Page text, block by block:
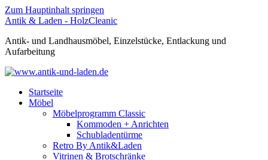
Zum Hauptinhalt springen
Antik & Laden - HolzCleanic
Antik- und Landhausmöbel, Einzelstücke, Entlackung und
Aufarbeitung
Startseite
Möbel
Möbelprogramm Classic
Kommoden + Anrichten
Schubladentürme
Retro By Antik&Laden
Vitrinen & Brotschränke